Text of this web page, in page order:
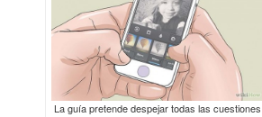
La guía pretende despejar todas las cuestiones